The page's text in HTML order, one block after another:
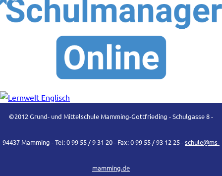
©2012 Grund- und Mittelschule Mamming-Gottfrieding - Schulgasse 8 -
94437 Mamming - Tel: 0 99 55 / 9 31 20 - Fax: 0 99 55 / 93 12 25 -schule@ms-
mamming.de